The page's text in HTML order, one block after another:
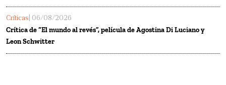
Críticas | 06/08/2026
Crítica de “El mundo al revés”, película de Agostina Di Luciano y
Leon Schwitter